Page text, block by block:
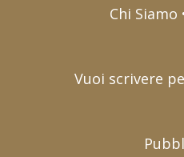
Chi
Vuoi scrivere